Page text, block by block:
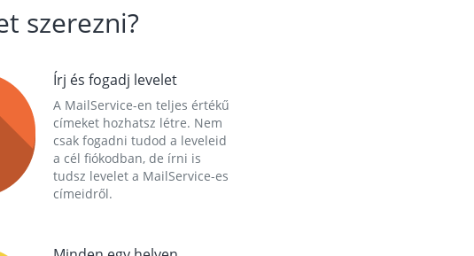
szerezni?
Írj és fogadj levelet
A MailService-en teljes értékű
címeket hozhatsz létre. Nem
csak fogadni tudod a leveleid
a cél fiókodban, de írni is
tudsz levelet a MailService-es
címeidről.